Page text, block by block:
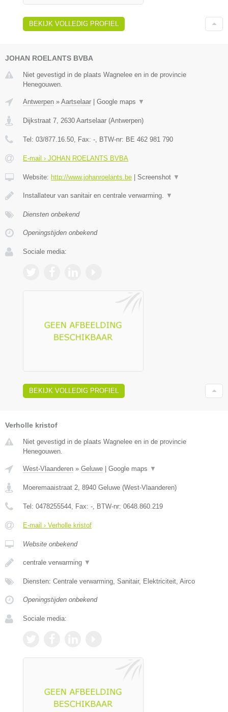
BEKIJK VOLLEDIG PROFIEL
JOHAN ROELANTS BVBA
Niet gevestigd in de plaats Wagnelee en in de provincie
Henegouwen.
Antwerpen » Aartselaar Google maps ▼
Dijkstraat 7, 2630 Aartselaar (Antwerpen)
Tel: 03/877.16.50, Fax: -, BTW-nr: BE 462 981 790
E-mail › JOHAN ROELANTS BVBA
Website: http://www.johanroelants.be Screenshot ▼
Installateur van sanitair en centrale verwarming. ▼
Diensten onbekend
Openingstijden onbekend
Sociale media:
BEKIJK VOLLEDIG PROFIEL
Verholle kristof
Niet gevestigd in de plaats Wagnelee en in de provincie
Henegouwen.
West-Vlaanderen » Geluwe Google maps ▼
Moeremaaistraat 2 8940 Geluwe (West-Vlaanderen)
Tel: 0478255544 , Fax: - , BTW-nr: 0648.860.219
E-mail › Verholle kristof
Website onbekend
centrale verwarming ▼
Diensten: Centrale verwarming, Sanitair, Elektriciteit, Airco
Openingstijden onbekend
Sociale media: